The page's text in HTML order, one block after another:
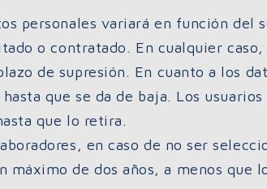
personales variará en función del
o contratado. En cualquier
de supresión. En cuanto a los
que se da de baja. Los
que lo retira.
en caso de no ser
máximo de dos años, a menos que